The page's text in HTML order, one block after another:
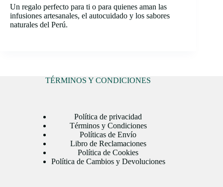
Un regalo perfecto para ti o para quienes aman las
infusiones artesanales, el autocuidado y los sabores
naturales del Perú.
TÉRMINOS Y CONDICIONES
Política de privacidad
Términos y Condiciones
Políticas de Envío
Libro de Reclamaciones
Política de Cookies
Política de Cambios y Devoluciones